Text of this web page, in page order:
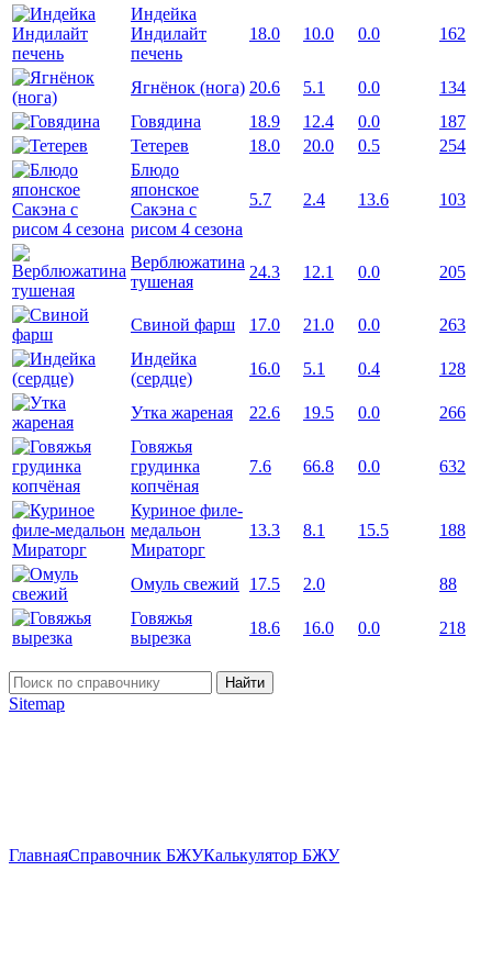
Индейка
Индилайт
печень
18.0 10.0 0.0 162
Ягнёнок (нога) 20.6 5.1 0.0
134
Говядина
18.9 12.4 0.0
187
Тетерев
18.0 20.0 0.5
254
Блюдо
японское
Сакэна с
рисом 4 сезона
5.7 2.4 13.6 103
Верблюжатина
тушеная
24.3 12.1 0.0 205
Свиной фарш 17.0 21.0 0.0
263
Индейка
(сердце)
16.0 5.1 0.4 128
Утка жареная 22.6 19.5 0.0
266
Говяжья
грудинка
копчёная
7.6 66.8 0.0 632
Куриное филе-
медальон
Мираторг
13.3 8.1 15.5 188
Омуль свежий 17.5 2.0
88
Говяжья
вырезка
18.6 16.0 0.0 218
Найти
Sitemap
ГлавнаяСправочник БЖУКалькулятор БЖУ